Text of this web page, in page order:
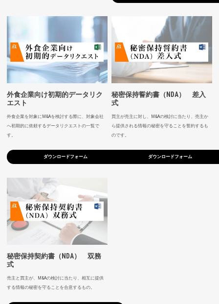
外食企業向け初期的データリク
エスト
外食企業を対象にM&Aを検討する際に、対象会社
へ初期的に依頼するデータリクエストの一覧で
す。
ダウンロードフォーム
秘密保持誓約書（NDA） 差入
式
買主が売主に対し、M&Aの検討に当たり、売主か
ら提供される情報の秘密を守ることを誓約するも
のです。
ダウンロードフォーム
秘密保持契約書（NDA） 双務
式
売主と買主が、M&Aの検討に当たり、相互に提供
する情報の秘密を守ることを合意するもの。